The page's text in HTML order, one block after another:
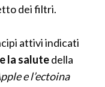
dei filtri.
attivi indicati
la salutedella
e l’ectoina